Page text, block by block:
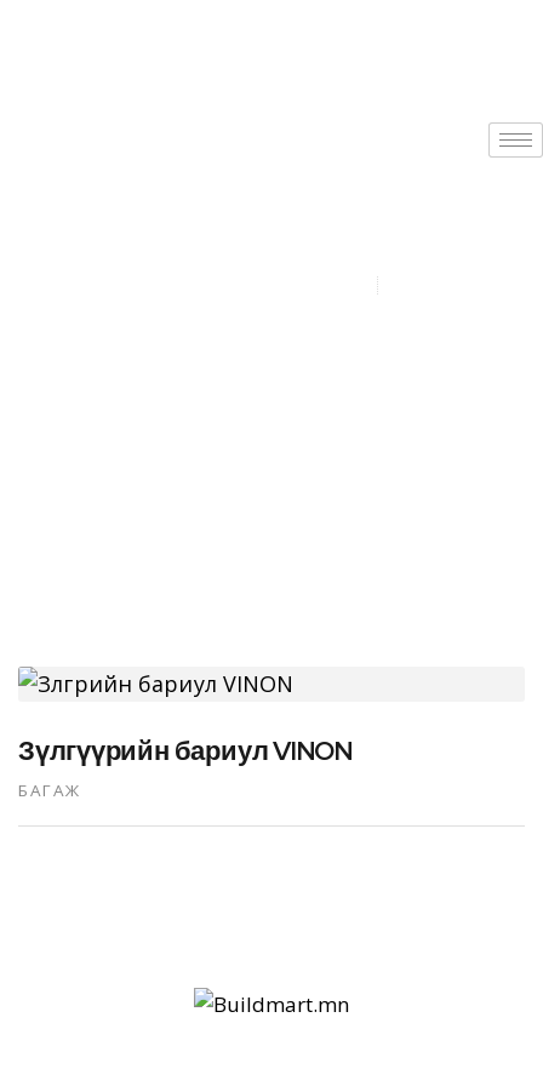
Бүтээгдэхүүнүүд
Зүлгүүрийн бариул VINON
БАГАЖ